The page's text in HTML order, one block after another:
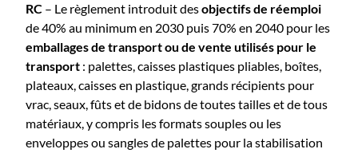
RC – Le règlement introduit desobjectifs de réemploi
de 40% au minimum en 2030 puis 70% en 2040 pour les
emballages de transport ou de vente utilisés pour le
transport : palettes, caisses plastiques pliables, boîtes,
plateaux, caisses en plastique, grands récipients pour
vrac, seaux, fûts et de bidons de toutes tailles et de tous
matériaux, y compris les formats souples ou les
enveloppes ou sangles de palettes pour la stabilisation